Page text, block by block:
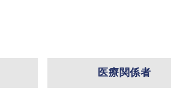
医療関係者